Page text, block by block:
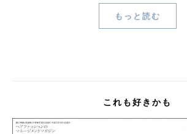
もっと読む
これも好きかも